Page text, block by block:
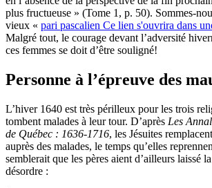
plus fructueuse » (Tome 1, p. 50). Sommes-
vieux « pari pascalien Ce lien s'ouvrira dans
Malgré tout, le courage devant l’adversité
ces femmes se doit d’être souligné!
Personne à l’épreuve des
L’hiver 1640 est très périlleux pour les trois
tombent malades à leur tour. D’après Les
de Québec : 1636-1716, les Jésuites
auprès des malades, le temps qu’elles
semblerait que les pères aient d’ailleurs laissé
désordre :